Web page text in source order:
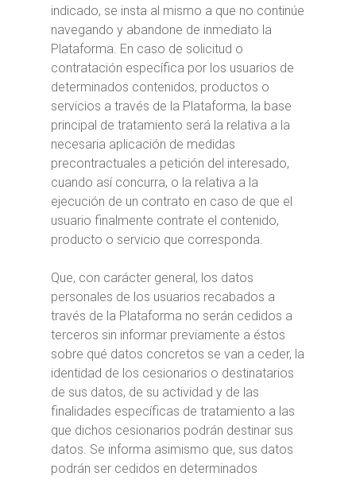
indicado, se insta al mismo a que no continúe
navegando y abandone de inmediato la
Plataforma. En caso de solicitud o
contratación específica por los usuarios de
determinados contenidos, productos o
servicios a través de la Plataforma, la base
principal de tratamiento será la relativa a la
necesaria aplicación de medidas
precontractuales a petición del interesado,
cuando así concurra, o la relativa a la
ejecución de un contrato en caso de que el
usuario finalmente contrate el contenido,
producto o servicio que corresponda.
Que, con carácter general, los datos
personales de los usuarios recabados a
través de la Plataforma no serán cedidos a
terceros sin informar previamente a éstos
sobre qué datos concretos se van a ceder, la
identidad de los cesionarios o destinatarios
de sus datos, de su actividad y de las
finalidades específicas de tratamiento a las
que dichos cesionarios podrán destinar sus
datos. Se informa asimismo que, sus datos
podrán ser cedidos en determinados